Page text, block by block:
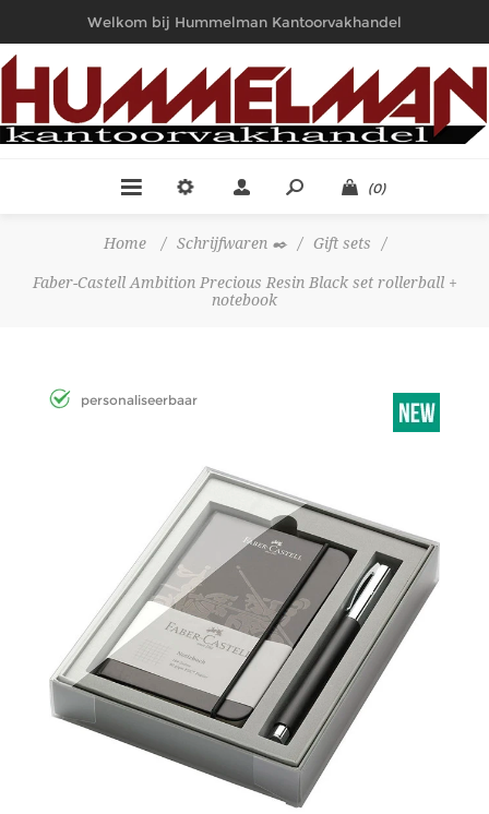
Welkom bij Hummelman Kantoorvakhandel
(0)
Home / Schrijfwaren ✒️ / Gift sets /
Faber-Castell Ambition Precious Resin Black set rollerball +
notebook
personaliseerbaar